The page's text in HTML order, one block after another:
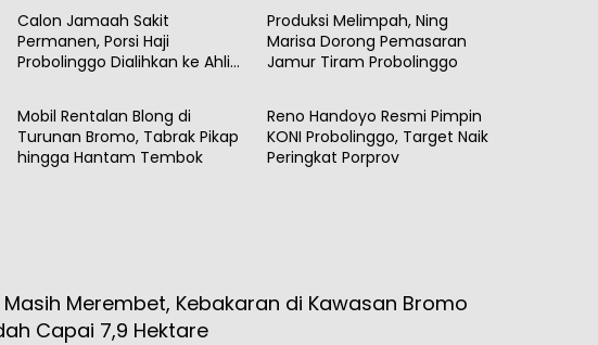
Calon Jamaah Sakit
Permanen, Porsi Haji
Probolinggo Dialihkan ke Ahli
Produksi Melimpah, Ning
Marisa Dorong Pemasaran
Jamur Tiram Probolinggo
Daerah
Mobil Rentalan Blong di
Turunan Bromo, Tabrak Pikap
hingga Hantam Tembok
Daerah
Reno Handoyo Resmi Pimpin
KONI Probolinggo, Target Naik
Peringkat Porprov
Masih Merembet, Kebakaran di Kawasan Bromo
Capai 7,9 Hektare